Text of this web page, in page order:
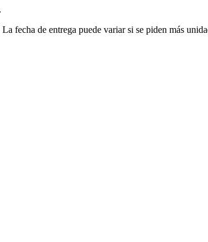
.
fecha de entrega puede variar si se piden más